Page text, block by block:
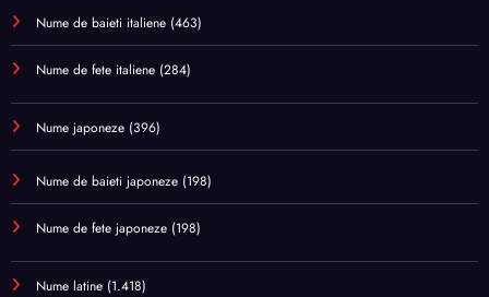
Nume de baieti italiene (463)
Nume de fete italiene (284)
Nume japoneze (396)
Nume de baieti japoneze (198)
Nume de fete japoneze (198)
Nume latine (1.418)